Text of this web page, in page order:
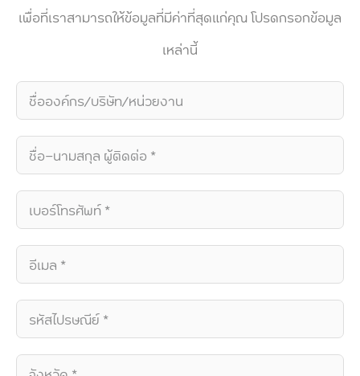
เพื่อที่เราสามารถให้ข้อมูลที่มีค่าที่สุดแก่คุณ โปรดกรอกข้อมูล
เหล่านี้